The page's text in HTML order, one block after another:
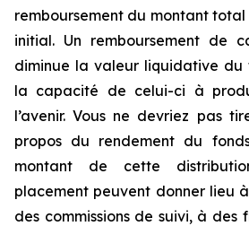
remboursement du montant
initial. Un remboursement de
diminue la valeur liquidative du
la capacité de celui-ci à
l’avenir. Vous ne devriez pas
propos du rendement du
montant de cette
placement peuvent donner lieu
des commissions de suivi, à